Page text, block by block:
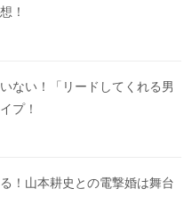
！
ない！「リードしてくれる男
プ！
！山本耕史との電撃婚は舞台